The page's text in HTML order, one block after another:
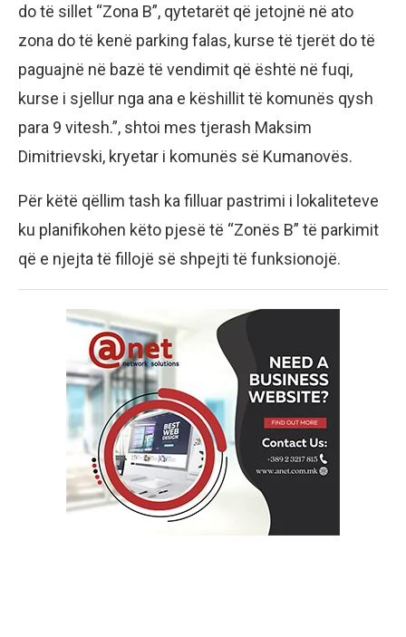
do të sillet “Zona B”, qytetarët që jetojnë në ato
zona do të kenë parking falas, kurse të tjerët do të
paguajnë në bazë të vendimit që është në fuqi,
kurse i sjellur nga ana e këshillit të komunës qysh
para 9 vitesh.”, shtoi mes tjerash Maksim
Dimitrievski, kryetar i komunës së Kumanovës.
Për këtë qëllim tash ka filluar pastrimi i lokaliteteve
ku planifikohen këto pjesë të “Zonës B” të parkimit
që e njejta të fillojë së shpejti të funksionojë.